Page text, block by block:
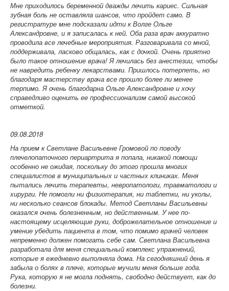
Мне приходилось беременной дважды лечить кариес. Сильная
зубная боль не оставляла шансов, что пройдет само. В
регистратуре мне подсказали идти к Волге Ольге
Александровне, и я записалась к ней. Оба раза врач аккуратно
проводила все лечебные мероприятия. Разговаривала со мной,
поддерживала, ласково общалась, как с дочкой. Очень приятно
было такое отношение врача! Я лечилась без анестезии, чтобы
не навредить ребенку лекарствами. Пришлось потерпеть, но
благодаря мастерству врача все прошло более ли менее
терпимо. Я очень благодарна Ольге Александровне и хочу
справедливо оценить ее профессионализм самой высокой
отметкой.
09.08.2018
На прием к Светлане Васильевне Громовой по поводу
плечелопаточного периартрита я попала, никакой помощи
особенно не ожидая, поскольку до этого прошла многих
специалистов в муниципальных и частных клиниках. Меня
пытались лечить терапевты, невропатологи, травматологи и
хирурги. Не помогли ни физиотерапия, ни таблетки, ни уколы,
ни несколько сеансов блокады. Метод Светланы Васильевны
оказался очень болезненным, но действенным. У нее по-
настоящему исцеляющие руки, доброжелательное отношение и
умение убедить пациента в том, что помимо врачей человек
непременно должен помогать себе сам. Светлана Васильевна
разработала для меня специальный комплекс упражнений,
которые я ежедневно выполняла дома. На сегодняшний день я
забыла о болях в плече, которые мучили меня больше года.
Рука, которую я не могла поднять, свободно действует, как до
болезни.